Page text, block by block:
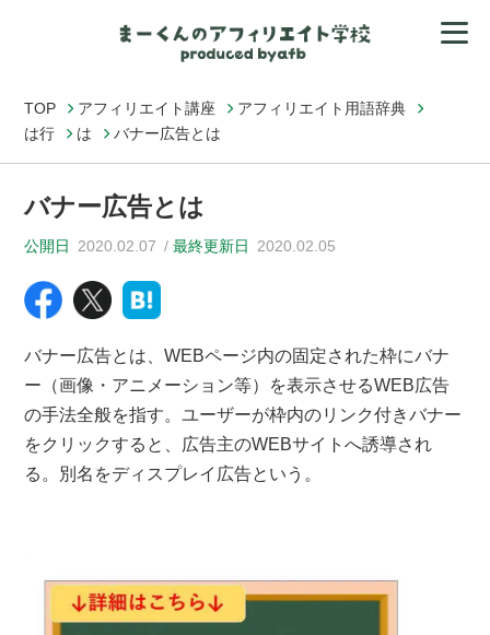
TOP アフィリエイト講座
アフィリエイト用語辞典
は行
は バナー広告とは
バナー広告とは
公開日 2020.02.07 最終更新日 2020.02.05
バナー広告とは、WEBページ内の固定された枠にバナ
ー（画像・アニメーション等）を表示させるWEB広告
の手法全般を指す。ユーザーが枠内のリンク付きバナー
をクリックすると、広告主のWEBサイトへ誘導され
る。別名をディスプレイ広告という。